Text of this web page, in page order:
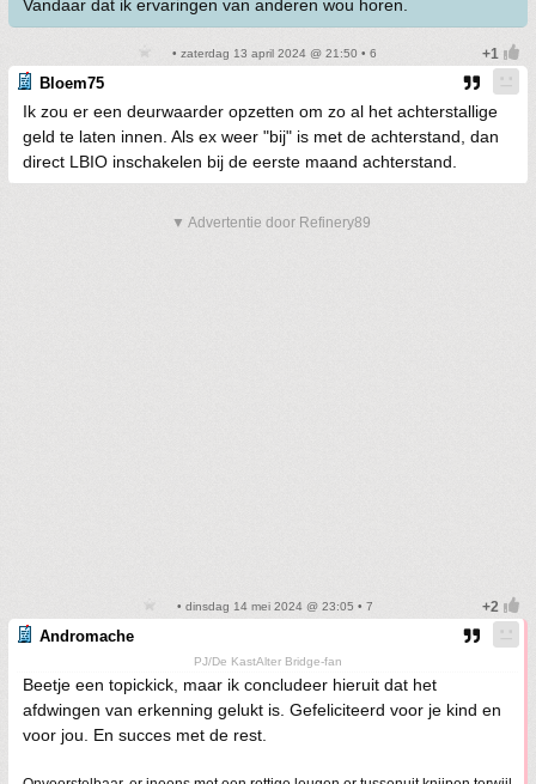
Vandaar dat ik ervaringen van anderen wou horen.
• zaterdag 13 april 2024 @ 21:50 • 6
Bloem75
Ik zou er een deurwaarder opzetten om zo al het achterstallige
geld te laten innen. Als ex weer "bij" is met de achterstand, dan
direct LBIO inschakelen bij de eerste maand achterstand.
▼ Advertentie door Refinery89
• dinsdag 14 mei 2024 @ 23:05 • 7
Andromache
PJ/De KastAlter Bridge-fan
Beetje een topickick, maar ik concludeer hieruit dat het
afdwingen van erkenning gelukt is. Gefeliciteerd voor je kind en
voor jou. En succes met de rest.